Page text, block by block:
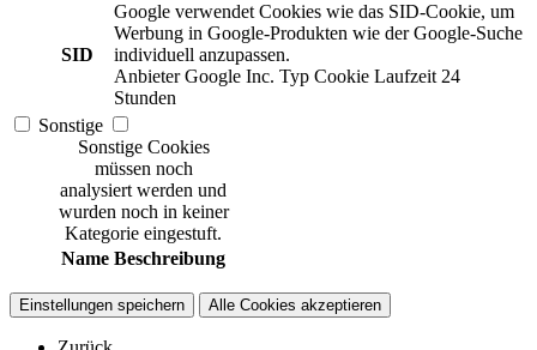
SID
Google verwendet Cookies wie das SID-Cookie, um
Werbung in Google-Produkten wie der Google-Suche
individuell anzupassen.
Anbieter Google Inc. Typ Cookie Laufzeit 24
Stunden
Sonstige
Sonstige Cookies
müssen noch
analysiert werden und
wurden noch in keiner
Kategorie eingestuft.
Name Beschreibung
Einstellungen speichern Alle Cookies akzeptieren